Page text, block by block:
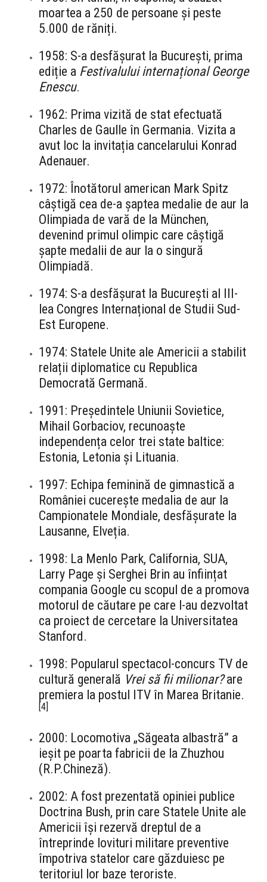
moartea a 250 de persoane și peste
5.000 de răniți.
1958: S-a desfășurat la București, prima
ediție a Festivalului internațional George
Enescu.
1962: Prima vizită de stat efectuată
Charles de Gaulle în Germania. Vizita a
avut loc la invitația cancelarului Konrad
Adenauer.
1972: Înotătorul american Mark Spitz
câștigă cea de-a șaptea medalie de aur la
Olimpiada de vară de la München,
devenind primul olimpic care câștigă
șapte medalii de aur la o singură
Olimpiadă.
1974: S-a desfășurat la București al III-
lea Congres Internațional de Studii Sud-
Est Europene.
1974: Statele Unite ale Americii a stabilit
relații diplomatice cu Republica
Democrată Germană.
1991: Președintele Uniunii Sovietice,
Mihail Gorbaciov, recunoaște
independența celor trei state baltice:
Estonia, Letonia și Lituania.
1997: Echipa feminină de gimnastică a
României cucerește medalia de aur la
Campionatele Mondiale, desfășurate la
Lausanne, Elveția.
1998: La Menlo Park, California, SUA,
Larry Page și Serghei Brin au înființat
compania Google cu scopul de a promova
motorul de căutare pe care l-au dezvoltat
ca proiect de cercetare la Universitatea
Stanford.
1998: Popularul spectacol-concurs TV de
cultură generală Vrei să fii milionar?are
premiera la postul ITV în Marea Britanie.
[4]
2000: Locomotiva „Săgeata albastră” a
ieșit pe poarta fabricii de la Zhuzhou
(R.P.Chineză).
2002: A fost prezentată opiniei publice
Doctrina Bush, prin care Statele Unite ale
Americii își rezervă dreptul de a
întreprinde lovituri militare preventive
împotriva statelor care găzduiesc pe
teritoriul lor baze teroriste.